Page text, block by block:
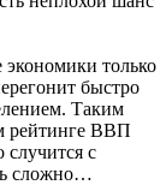
только
быстро
Таким
рейтинге ВВП
с
сложно…